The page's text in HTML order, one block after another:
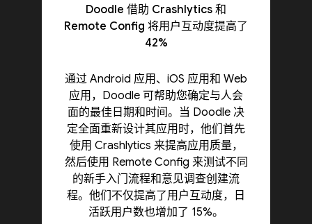
Doodle 借助 Crashlytics 和
Remote Config 将用户互动度提高了
42%
通过 Android 应用、iOS 应用和 Web
应用，Doodle 可帮助您确定与人会
面的最佳日期和时间。当 Doodle 决
定全面重新设计其应用时，他们首先
使用 Crashlytics 来提高应用质量，
然后使用 Remote Config 来测试不同
的新手入门流程和意见调查创建流
程。他们不仅提高了用户互动度，日
活跃用户数也增加了 15%。